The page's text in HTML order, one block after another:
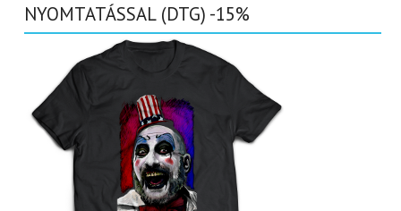
NYOMTATÁSSAL (DTG) -15%